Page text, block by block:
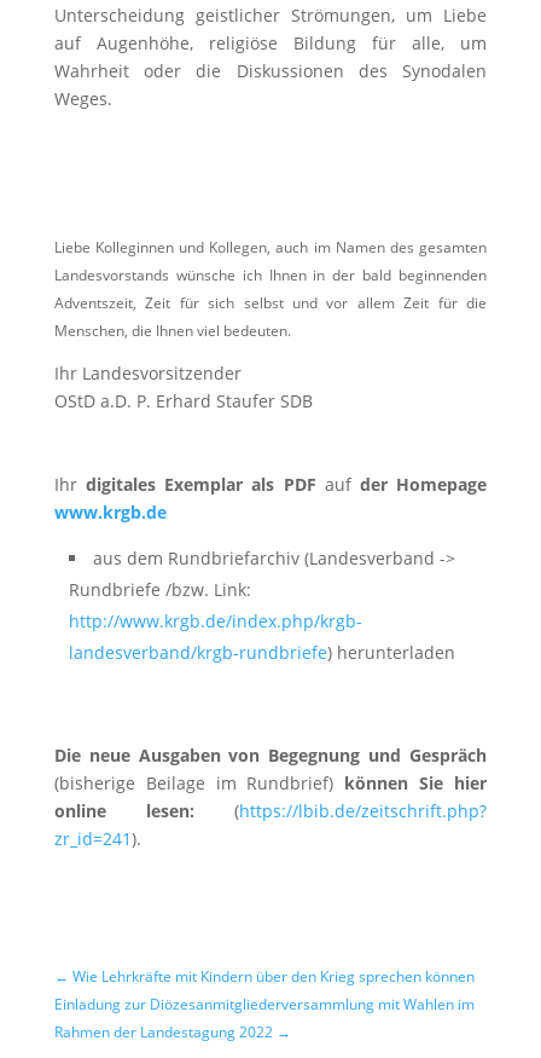
Unterscheidung geistlicher Strömungen, um Liebe
auf Augenhöhe, religiöse Bildung für alle, um
Wahrheit oder die Diskussionen des Synodalen
Weges.
Liebe Kolleginnen und Kollegen, auch im Namen des gesamten
Landesvorstands wünsche ich Ihnen in der bald beginnenden
Adventszeit, Zeit für sich selbst und vor allem Zeit für die
Menschen, die Ihnen viel bedeuten.
Ihr Landesvorsitzender
OStD a.D. P. Erhard Staufer SDB
Ihr digitales Exemplar als PDF aufder Homepage
www.krgb.de
aus dem Rundbriefarchiv (Landesverband ->
Rundbriefe /bzw. Link:
http://www.krgb.de/index.php/krgb-
landesverband/krgb-rundbriefe) herunterladen
Die neue Ausgaben von Begegnung und Gespräch
(bisherige Beilage im Rundbrief) können Sie hier
online lesen: (https://lbib.de/zeitschrift.php?
zr_id=241).
← Wie Lehrkräfte mit Kindern über den Krieg sprechen können
Einladung zur Diözesanmitgliederversammlung mit Wahlen im
Rahmen der Landestagung 2022→